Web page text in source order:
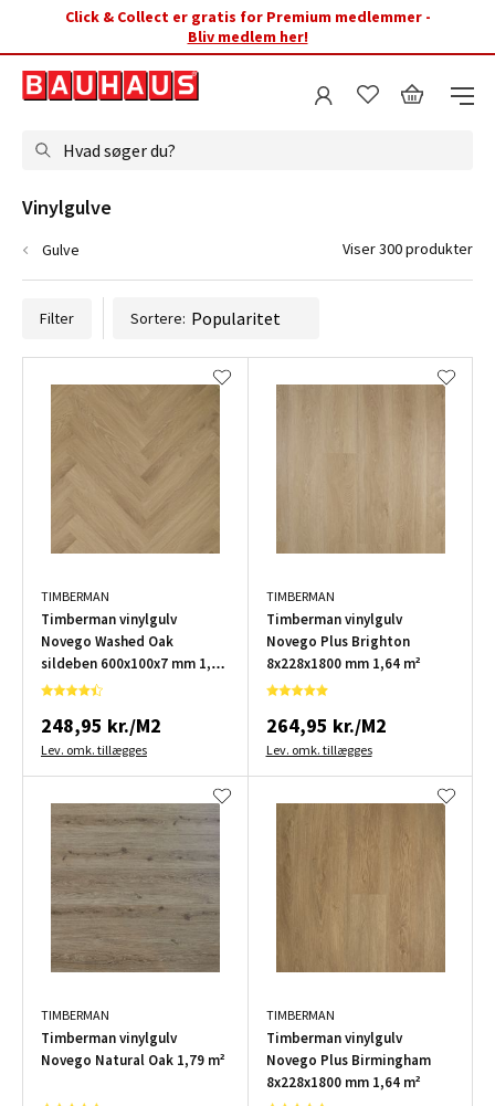
Click & Collect er gratis for Premium medlemmer -
Bliv medlem her!
Hvad søger du?
Filter Sortere:
TIMBERMAN
Timberman vinylgulv
Novego Washed Oak
sildeben 600x100x7 mm 1,2
m²
248,95 kr./M2
Lev. omk. tillægges
TIMBERMAN
Timberman vinylgulv
Novego Plus Brighton
8x228x1800 mm 1,64 m²
264,95 kr./M2
Lev. omk. tillægges
TIMBERMAN
Timberman vinylgulv
Novego Natural Oak 1,79 m²
TIMBERMAN
Timberman vinylgulv
Novego Plus Birmingham
8x228x1800 mm 1,64 m²
Vinylgulve
Gulve Viser 300 produkter